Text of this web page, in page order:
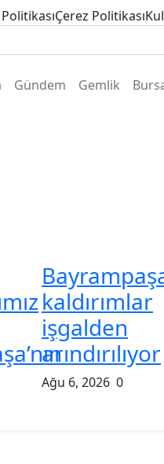
Çerez Politikası
Gündem Gemlik
kaldırımlar
işgalden
arındırılıyor
Ağu 6, 2026 0